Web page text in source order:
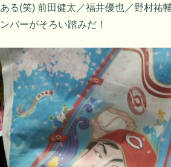
ある(笑) 前田健太／福井優也／野村祐
ンバーがそろい踏みだ！